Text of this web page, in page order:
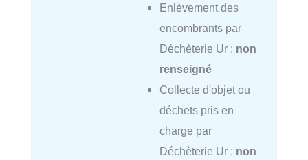
Enlèvement des
encombrants par
Déchèterie Ur : non
renseigné
Collecte d'objet ou
déchets pris en
charge par
Déchèterie Ur : non